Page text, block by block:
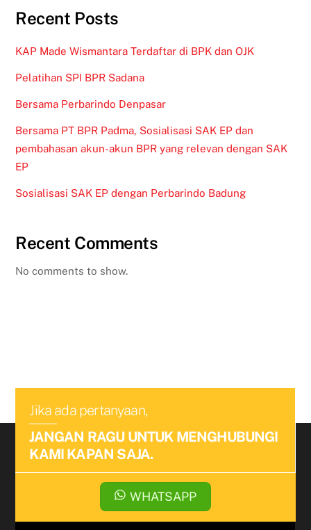
Recent Posts
KAP Made Wismantara Terdaftar di BPK dan OJK
Pelatihan SPI BPR Sadana
Bersama Perbarindo Denpasar
Bersama PT BPR Padma, Sosialisasi SAK EP dan
pembahasan akun-akun BPR yang relevan dengan SAK
EP
Sosialisasi SAK EP dengan Perbarindo Badung
Recent Comments
No comments to show.
Jika ada pertanyaan,
JANGAN RAGU UNTUK MENGHUBUNGI
KAMI KAPAN SAJA.
WHATSAPP